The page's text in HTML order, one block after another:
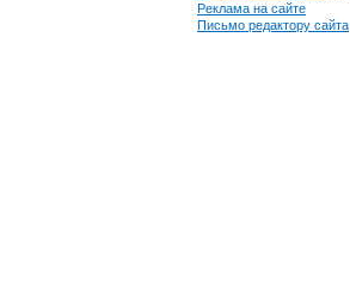
Реклама на сайте
Письмо редактору сайта